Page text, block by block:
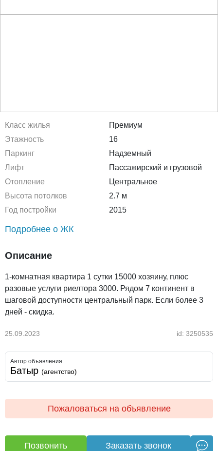
Класс жилья
Премиум
Этажность
16
Паркинг
Надземный
Лифт
Пассажирский и грузовой
Отопление
Центральное
Высота потолков
2.7 м
Год постройки
2015
Подробнее о ЖК
Описание
1-комнатная квартира 1 сутки 15000 хозяину, плюс
разовые услуги риелтора 3000. Рядом 7 континент в
шаговой доступности центральный парк. Если более 3
дней - скидка.
25.09.2023 id: 3250535
Автор объявления
Батыр (агентство)
Пожаловаться на объявление
Позвонить Заказать звонок